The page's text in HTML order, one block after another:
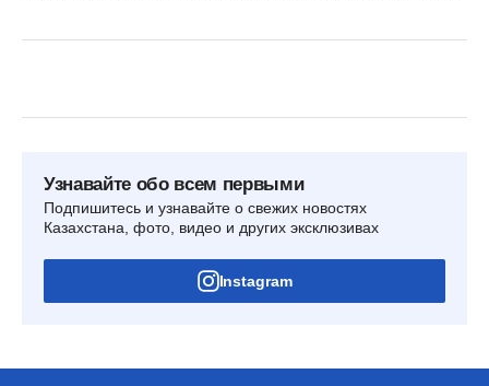
Узнавайте обо всем первыми
Подпишитесь и узнавайте о свежих новостях
Казахстана, фото, видео и других эксклюзивах
Instagram